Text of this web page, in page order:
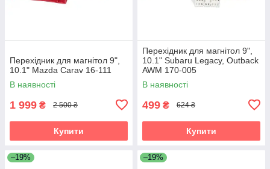
Перехідник для магнітол 9",
10.1" Mazda Carav 16-111
В наявності
1 999 ₴ 2 500 ₴
Купити
Перехідник для магнітол 9",
10.1" Subaru Legacy, Outback
AWM 170-005
В наявності
499 ₴ 624 ₴
Купити
–19% –19%